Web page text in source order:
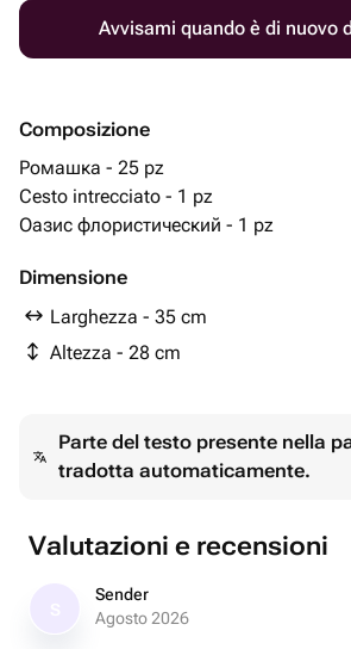
Avvisami quando è di nuovo
Composizione
Ромашка - 25 pz
Cesto intrecciato - 1 pz
Оазис флористический - 1 pz
Dimensione
Larghezza - 35 cm
Altezza - 28 cm
Parte del testo presente nella
tradotta automaticamente.
Valutazioni e recensioni
Sender
Agosto 2026